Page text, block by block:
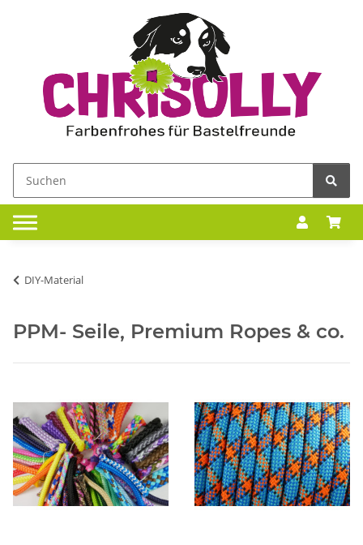
DIY-Material
PPM- Seile, Premium Ropes & co.